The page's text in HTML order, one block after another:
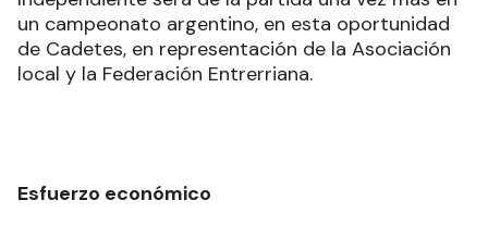
un campeonato argentino, en esta oportunidad
de Cadetes, en representación de la Asociación
local y la Federación Entrerriana.
Esfuerzo económico